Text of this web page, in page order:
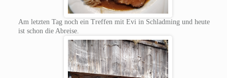
Am letzten Tag noch ein Treffen mit Evi in Schladming und heute
ist schon die Abreise.